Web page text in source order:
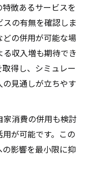
徴あるサービスを
の有無を確認しま
の併用が可能な場
収入増も期待でき
得し、シミュレー
見通しが立ちやす
家消費の併用も検討
が可能です。この
影響を最小限に抑